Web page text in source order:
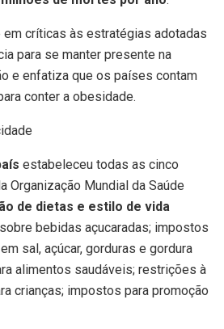
críticas às estratégias adotadas
para se manter presente na
e enfatiza que os países contam
conter a obesidade.
estabeleceu todas as cinco
Organização Mundial da Saúde
de dietas e estilo de vida
bebidas açucaradas; impostos
sal, açúcar, gorduras e gordura
alimentos saudáveis; restrições à
crianças; impostos para promoção